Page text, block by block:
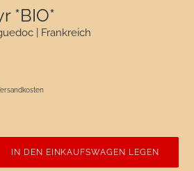
*BIO*
| Frankreich
IN DEN EINKAUFSWAGEN LEGEN